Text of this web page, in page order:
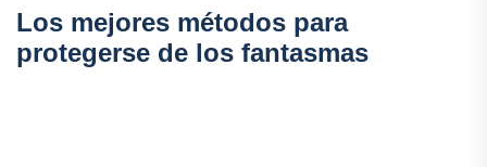
Los mejores métodos para
protegerse de los fantasmas